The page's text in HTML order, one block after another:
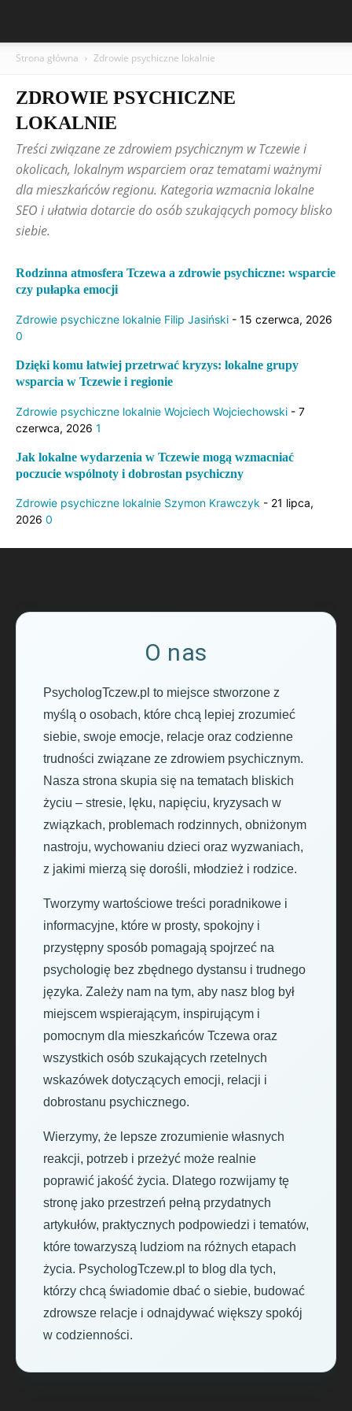
Strona główna Zdrowie psychiczne lokalnie
ZDROWIE PSYCHICZNE
LOKALNIE
Treści związane ze zdrowiem psychicznym w Tczewie i
okolicach, lokalnym wsparciem oraz tematami ważnymi
dla mieszkańców regionu. Kategoria wzmacnia lokalne
SEO i ułatwia dotarcie do osób szukających pomocy blisko
siebie.
Rodzinna atmosfera Tczewa a zdrowie psychiczne: wsparcie
czy pułapka emocji
Zdrowie psychiczne lokalnie Filip Jasiński - 15 czerwca, 2026
0
Dzięki komu łatwiej przetrwać kryzys: lokalne grupy
wsparcia w Tczewie i regionie
Zdrowie psychiczne lokalnie Wojciech Wojciechowski - 7
czerwca, 2026 1
Jak lokalne wydarzenia w Tczewie mogą wzmacniać
poczucie wspólnoty i dobrostan psychiczny
Zdrowie psychiczne lokalnie Szymon Krawczyk - 21 lipca,
2026 0
O nas
PsychologTczew.pl to miejsce stworzone z
myślą o osobach, które chcą lepiej zrozumieć
siebie, swoje emocje, relacje oraz codzienne
trudności związane ze zdrowiem psychicznym.
Nasza strona skupia się na tematach bliskich
życiu – stresie, lęku, napięciu, kryzysach w
związkach, problemach rodzinnych, obniżonym
nastroju, wychowaniu dzieci oraz wyzwaniach,
z jakimi mierzą się dorośli, młodzież i rodzice.
Tworzymy wartościowe treści poradnikowe i
informacyjne, które w prosty, spokojny i
przystępny sposób pomagają spojrzeć na
psychologię bez zbędnego dystansu i trudnego
języka. Zależy nam na tym, aby nasz blog był
miejscem wspierającym, inspirującym i
pomocnym dla mieszkańców Tczewa oraz
wszystkich osób szukających rzetelnych
wskazówek dotyczących emocji, relacji i
dobrostanu psychicznego.
Wierzymy, że lepsze zrozumienie własnych
reakcji, potrzeb i przeżyć może realnie
poprawić jakość życia. Dlatego rozwijamy tę
stronę jako przestrzeń pełną przydatnych
artykułów, praktycznych podpowiedzi i tematów,
które towarzyszą ludziom na różnych etapach
życia. PsychologTczew.pl to blog dla tych,
którzy chcą świadomie dbać o siebie, budować
zdrowsze relacje i odnajdywać większy spokój
w codzienności.